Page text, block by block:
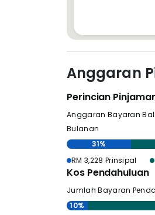
Anggaran
Perincian
Anggaran Bayaran
Bulanan
31%
RM 3,228 Prinsipal
Kos Pendahuluan
Jumlah Bayaran
10%